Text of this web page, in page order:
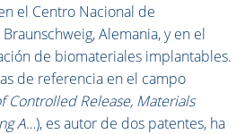
el Centro Nacional de
Alemania, y en el
de biomateriales implantables.
de referencia en el campo
Controlled Release, Materials
A…), es autor de dos patentes, ha